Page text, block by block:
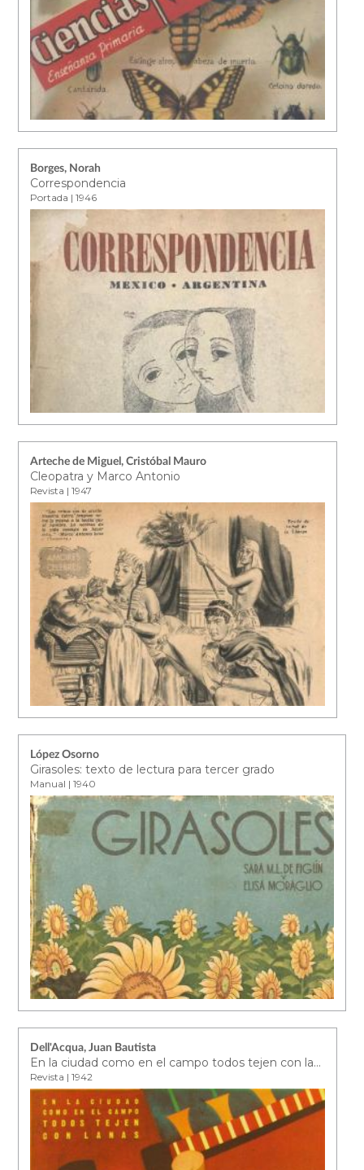
Borges, Norah
Correspondencia
Portada | 1946
Arteche de Miguel, Cristóbal Mauro
Cleopatra y Marco Antonio
Revista | 1947
López Osorno
Girasoles: texto de lectura para tercer grado
Manual | 1940
Dell'Acqua, Juan Bautista
En la ciudad como en el campo todos tejen con lanas Hetesia
Revista | 1942